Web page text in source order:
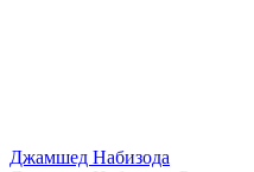
Джамшед Набизода